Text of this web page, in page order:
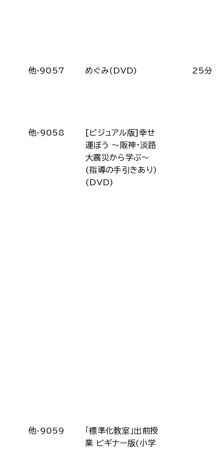
他-9057 めぐみ(DVD) 25分
他-9058
[ビジュアル版]幸せ
運ぼう ～阪神・淡路
大震災から学ぶ～
(指導の手引きあり)
(DVD)
他-9059
「標準化教室」出前授
業 ビギナー版(小学